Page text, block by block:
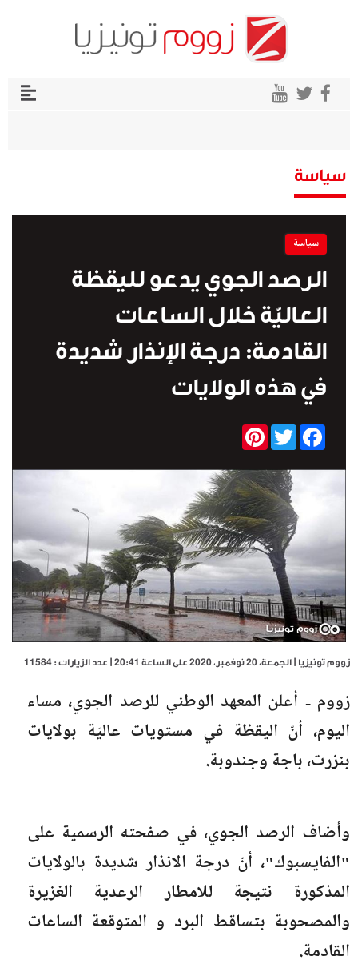
سياسة
سياسة
الرصد الجوي يدعو لليقظة
العاليّة خلال الساعات
القادمة: درجة الإنذار شديدة
في هذه الولايات
Facebook
Twitter
Pinterest
زووم تونيزيا | الجمعة، 20 نوفمبر، 2020 على الساعة 20:41 | عدد الزيارات : 11584
زووم - أعلن المعهد الوطني للرصد الجوي، مساء
اليوم، أنّ اليقظة في مستويات عاليّة بولايات
بنزرت، باجة وجندوبة.
وأضاف الرصد الجوي، في صفحته الرسمية على
"الفايسبوك"، أنّ درجة الانذار شديدة بالولايات
المذكورة نتيجة للامطار الرعدية الغزيرة
والمصحوبة بتساقط البرد و المتوقعة الساعات
القادمة.